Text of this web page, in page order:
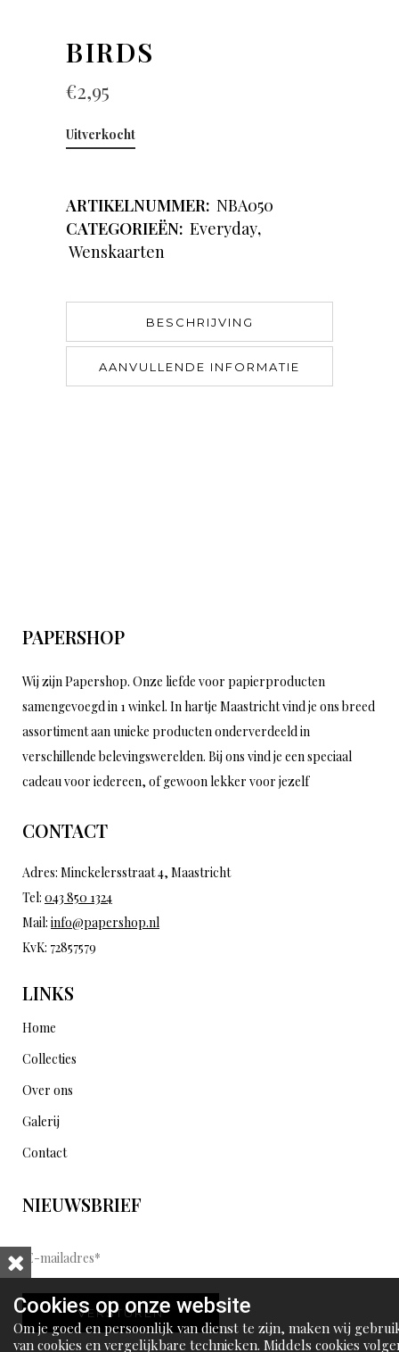
BIRDS
€2,95
Uitverkocht
ARTIKELNUMMER: NBA050
CATEGORIEËN: Everyday,
Wenskaarten
BESCHRIJVING
AANVULLENDE INFORMATIE
PAPERSHOP
Wij zijn Papershop. Onze liefde voor papierproducten
samengevoegd in 1 winkel. In hartje Maastricht vind je ons breed
assortiment aan unieke producten onderverdeeld in
verschillende belevingswerelden. Bij ons vind je een speciaal
cadeau voor iedereen, of gewoon lekker voor jezelf
CONTACT
Adres: Minckelersstraat 4, Maastricht
Tel: 043 850 1324
Mail: info@papershop.nl
KvK: 72857579
LINKS
Home
Collecties
Over ons
Galerij
Contact
NIEUWSBRIEF
E
-
m
a
i
VERSTUREN
Cookies op onze website
Om je goed en persoonlijk van dienst te zijn, maken wij
van cookies en vergelijkbare technieken. Middels cookies